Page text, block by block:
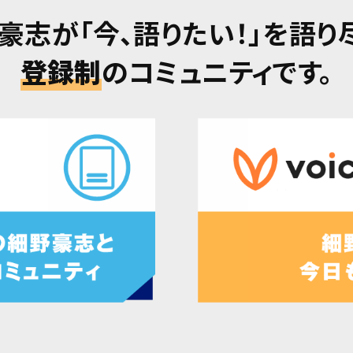
志が「今、語りたい！」を語り
登録制のコミュニティです。